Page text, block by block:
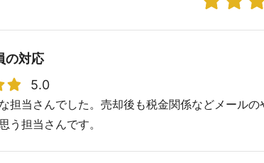
の対応
5.0
担当さんでした。売却後も税金関係などメール
う担当さんです。